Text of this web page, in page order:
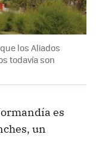
los Aliados
todavía son
es
un